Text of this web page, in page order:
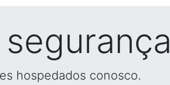
hospedados conosco.